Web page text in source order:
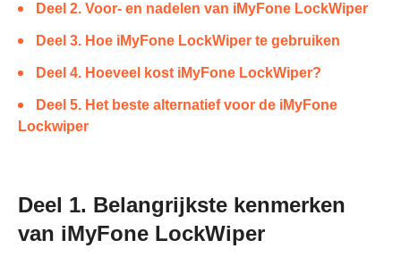
Deel 2. Voor- en nadelen van iMyFone LockWiper
Deel 3. Hoe iMyFone LockWiper te gebruiken
Deel 4. Hoeveel kost iMyFone LockWiper?
Deel 5. Het beste alternatief voor de iMyFone
Lockwiper
Deel 1. Belangrijkste kenmerken
van iMyFone LockWiper